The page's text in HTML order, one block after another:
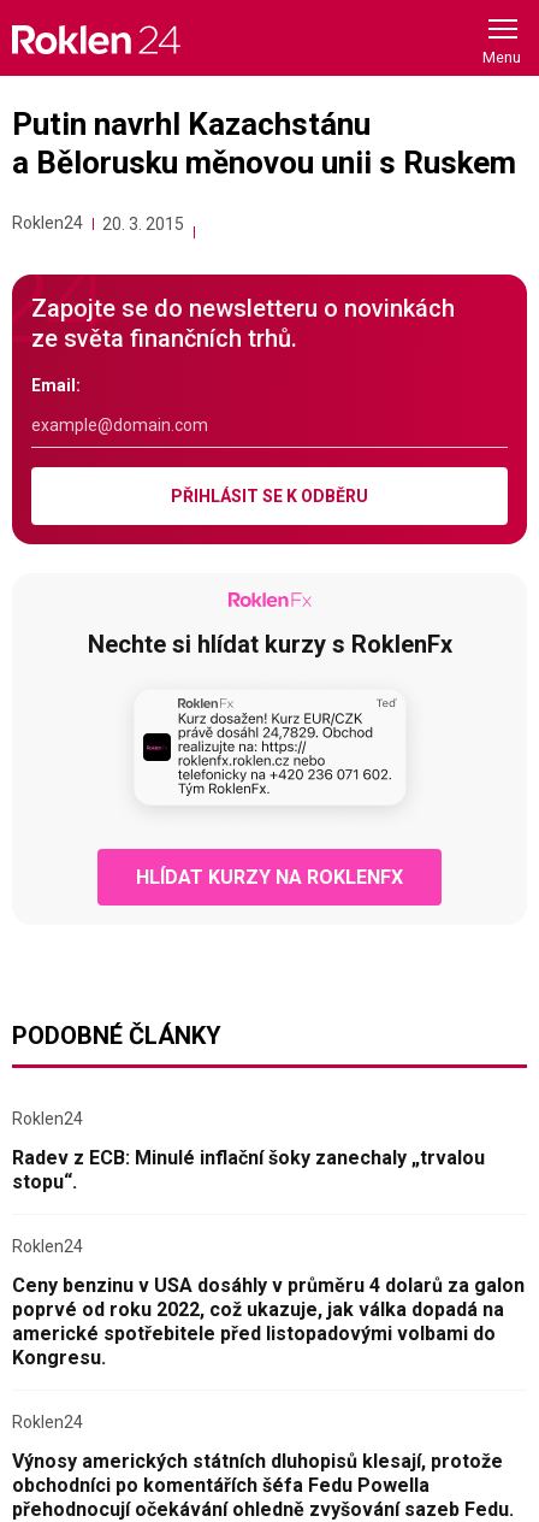
content
Putin navrhl Kazachstánu
a Bělorusku měnovou unii s Ruskem
Roklen24 20. 3. 2015
Zapojte se do newsletteru o novinkách
ze světa finančních trhů.
Email:
PŘIHLÁSIT SE K ODBĚRU
Nechte si hlídat kurzy s RoklenFx
HLÍDAT KURZY NA ROKLENFX
PODOBNÉ ČLÁNKY
Roklen24
Radev z ECB: Minulé inflační šoky zanechaly „trvalou
stopu“.
Roklen24
Ceny benzinu v USA dosáhly v průměru 4 dolarů za galon
poprvé od roku 2022, což ukazuje, jak válka dopadá na
americké spotřebitele před listopadovými volbami do
Kongresu.
Roklen24
Výnosy amerických státních dluhopisů klesají, protože
obchodníci po komentářích šéfa Fedu Powella
přehodnocují očekávání ohledně zvyšování sazeb Fedu.